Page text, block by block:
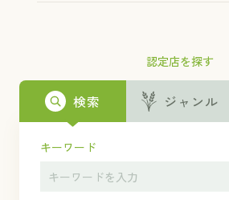
認定店を探す
検索 ジャンル
キーワード